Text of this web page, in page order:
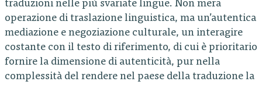
traduzioni nelle più svariate lingue. Non mera
operazione di traslazione linguistica, ma un’autentica
mediazione e negoziazione culturale, un interagire
costante con il testo di riferimento, di cui è prioritario
fornire la dimensione di autenticità, pur nella
complessità del rendere nel paese della traduzione la